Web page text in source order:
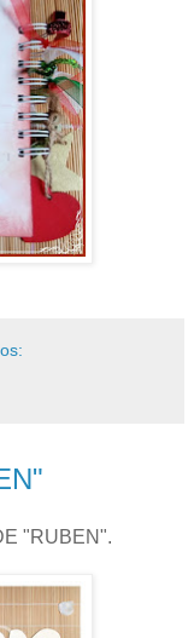
"RUBEN".